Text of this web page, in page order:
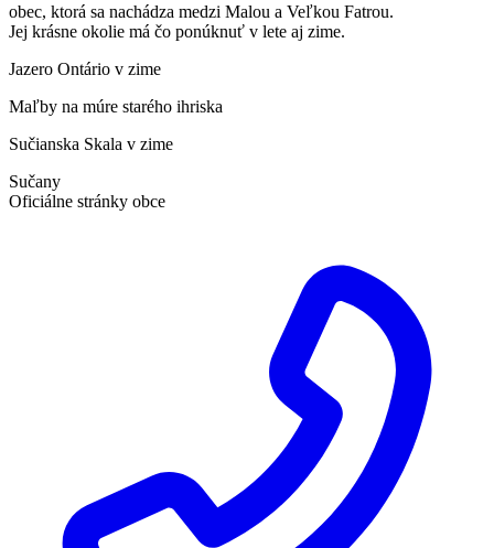
obec, ktorá sa nachádza medzi Malou a Veľkou Fatrou.
Jej krásne okolie má čo ponúknuť v lete aj zime.
Jazero Ontário v zime
Maľby na múre starého ihriska
Sučianska Skala v zime
Sučany
Oficiálne stránky obce